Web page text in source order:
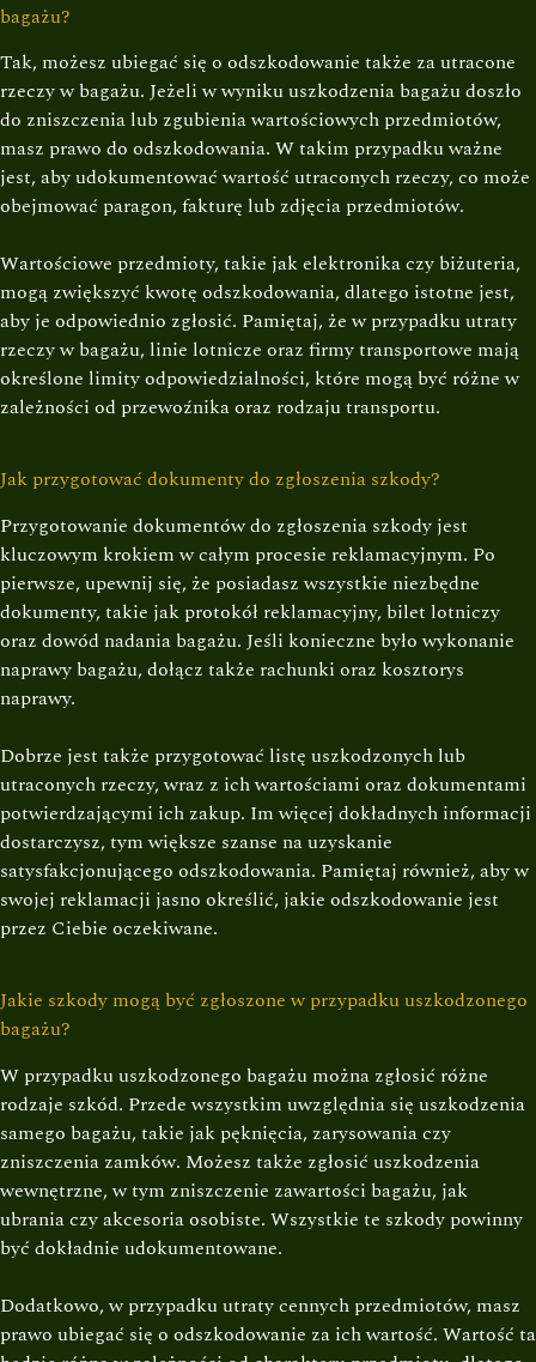
bagażu?
Tak, możesz ubiegać się o odszkodowanie także za utracone
rzeczy w bagażu. Jeżeli w wyniku uszkodzenia bagażu doszło
do zniszczenia lub zgubienia wartościowych przedmiotów,
masz prawo do odszkodowania. W takim przypadku ważne
jest, aby udokumentować wartość utraconych rzeczy, co może
obejmować paragon, fakturę lub zdjęcia przedmiotów.
Wartościowe przedmioty, takie jak elektronika czy biżuteria,
mogą zwiększyć kwotę odszkodowania, dlatego istotne jest,
aby je odpowiednio zgłosić. Pamiętaj, że w przypadku utraty
rzeczy w bagażu, linie lotnicze oraz firmy transportowe mają
określone limity odpowiedzialności, które mogą być różne w
zależności od przewoźnika oraz rodzaju transportu.
Jak przygotować dokumenty do zgłoszenia szkody?
Przygotowanie dokumentów do zgłoszenia szkody jest
kluczowym krokiem w całym procesie reklamacyjnym. Po
pierwsze, upewnij się, że posiadasz wszystkie niezbędne
dokumenty, takie jak protokół reklamacyjny, bilet lotniczy
oraz dowód nadania bagażu. Jeśli konieczne było wykonanie
naprawy bagażu, dołącz także rachunki oraz kosztorys
naprawy.
Dobrze jest także przygotować listę uszkodzonych lub
utraconych rzeczy, wraz z ich wartościami oraz dokumentami
potwierdzającymi ich zakup. Im więcej dokładnych informacji
dostarczysz, tym większe szanse na uzyskanie
satysfakcjonującego odszkodowania. Pamiętaj również, aby w
swojej reklamacji jasno określić, jakie odszkodowanie jest
przez Ciebie oczekiwane.
Jakie szkody mogą być zgłoszone w przypadku uszkodzonego
bagażu?
W przypadku uszkodzonego bagażu można zgłosić różne
rodzaje szkód. Przede wszystkim uwzględnia się uszkodzenia
samego bagażu, takie jak pęknięcia, zarysowania czy
zniszczenia zamków. Możesz także zgłosić uszkodzenia
wewnętrzne, w tym zniszczenie zawartości bagażu, jak
ubrania czy akcesoria osobiste. Wszystkie te szkody powinny
być dokładnie udokumentowane.
Dodatkowo, w przypadku utraty cennych przedmiotów, masz
prawo ubiegać się o odszkodowanie za ich wartość. Wartość ta